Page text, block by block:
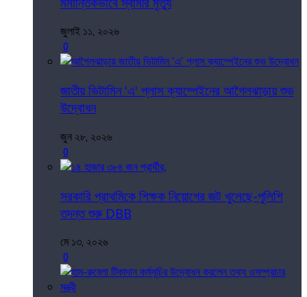
জুলাই ১১, ২০২৬
0
জাতীয় ভিটামিন 'এ' প্লাস ক্যাম্পেইনের আগৈলঝাড়ায় শুভ
উদ্বোধন
জুন ২৮, ২০২৬
0
সরকারি প্রাথমিকে শিক্ষক নিয়োগের জট খুলেছে-পুলিশি
তদন্ত শুরু DBB
মে ১৩, ২০২৬
0